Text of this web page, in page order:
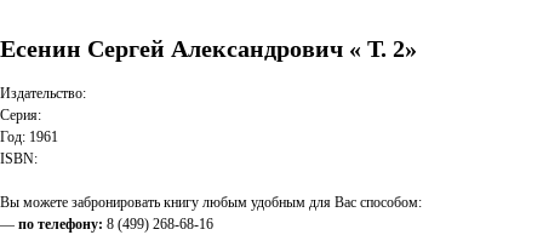
Есенин Сергей Александрович « Т. 2»
Издательство:
Серия:
Год: 1961
ISBN:
Вы можете забронировать книгу любым удобным для Вас способом:
— по телефону: 8 (499) 268-68-16